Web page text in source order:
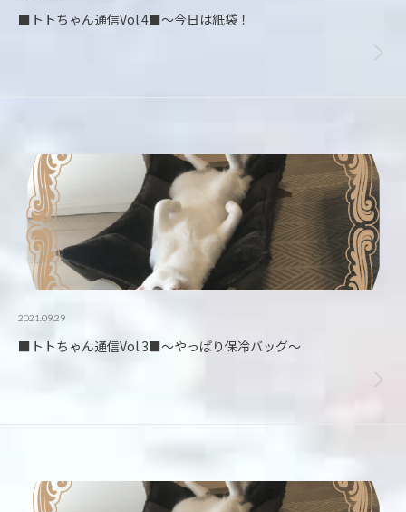
■トトちゃん通信Vol.4■～今日は紙袋！
2021.09.29
■トトちゃん通信Vol.3■～やっぱり保冷バッグ～